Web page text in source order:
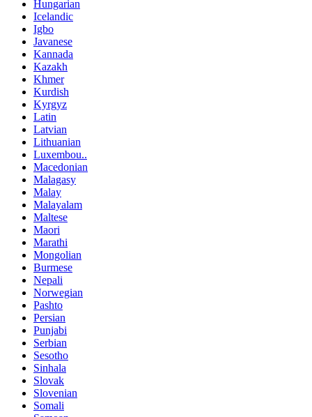
Hungarian
Icelandic
Igbo
Javanese
Kannada
Kazakh
Khmer
Kurdish
Kyrgyz
Latin
Latvian
Lithuanian
Luxembou..
Macedonian
Malagasy
Malay
Malayalam
Maltese
Maori
Marathi
Mongolian
Burmese
Nepali
Norwegian
Pashto
Persian
Punjabi
Serbian
Sesotho
Sinhala
Slovak
Slovenian
Somali